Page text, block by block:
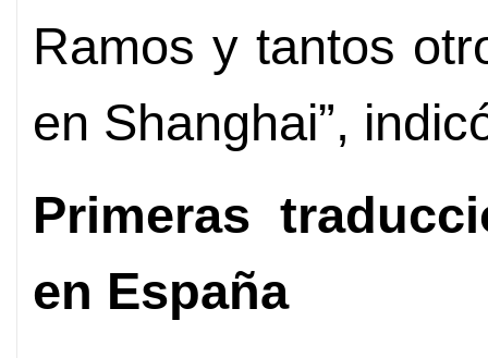
Ramos y tantos
en Shanghai”,
Primeras
en España